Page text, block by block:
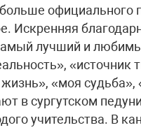
официального
Искренняя
лучший и
«источник
«моя
в сургутском
учительства. В